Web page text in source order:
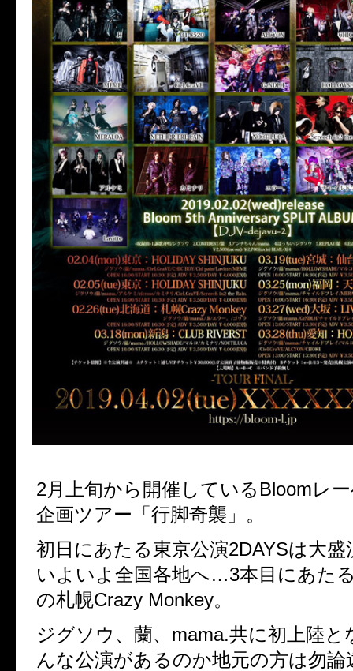
2月上旬から開催しているBloomレ
企画ツアー「行脚奇襲」。
初日にあたる東京公演2DAYSは大
いよいよ全国各地へ…3本目にあた
の札幌Crazy Monkey。
ジグソウ、蘭、mama.共に初上陸と
んな公演があるのか地元の方は勿